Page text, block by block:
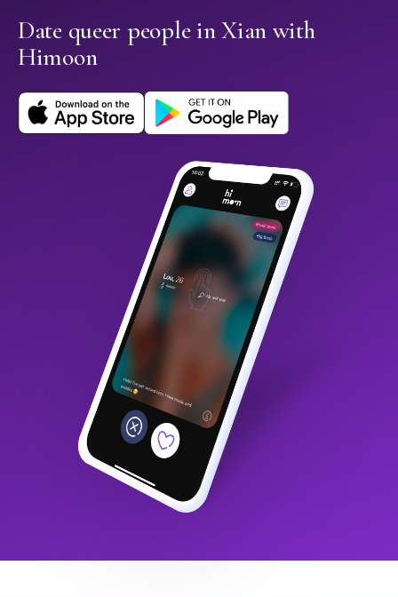
Date queer people in Xian with
Himoon